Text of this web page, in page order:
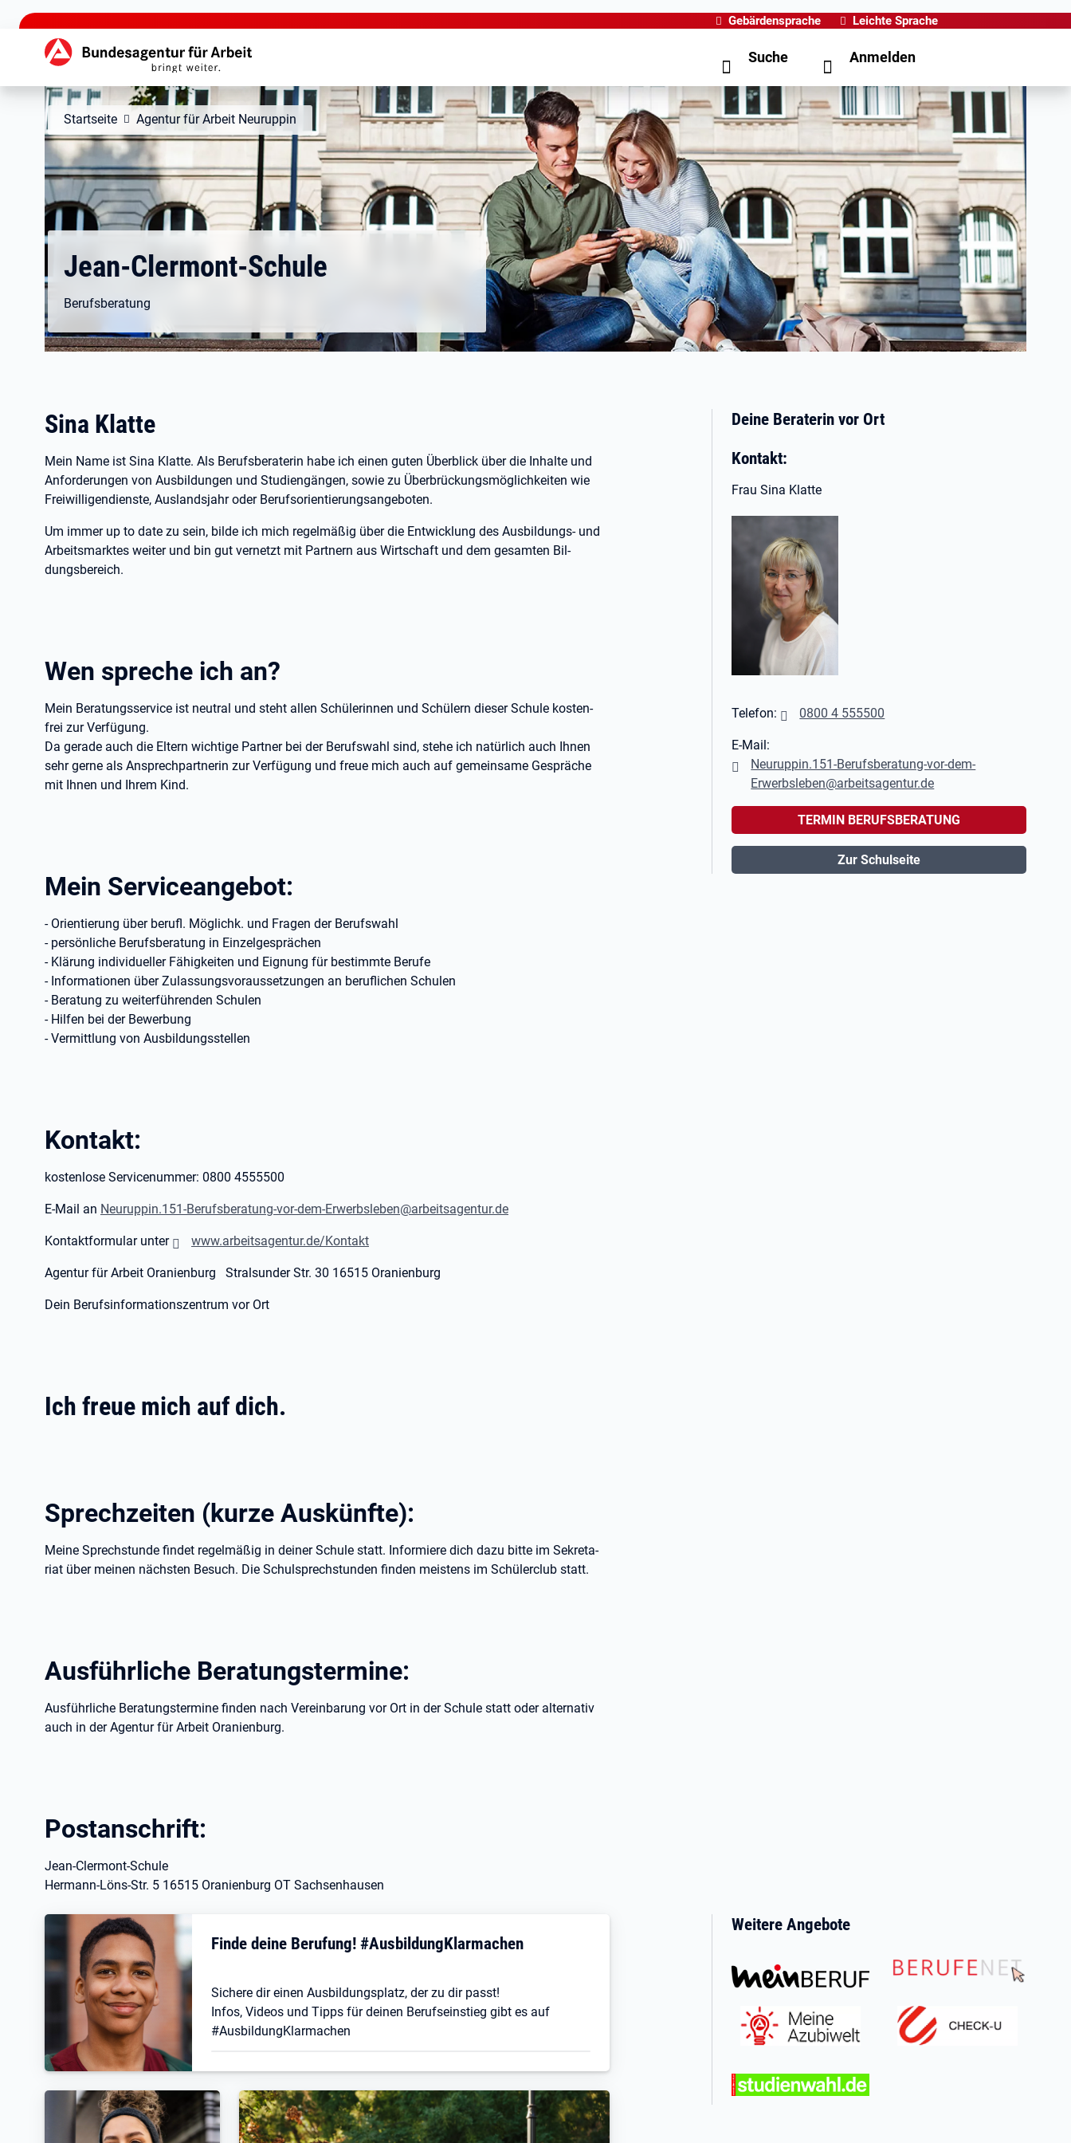
zu den Hauptinhalten springen
Gebärdensprache Leichte Sprache
Hauptnavigation Suche Anmelden
Startseite Agentur für Arbeit Neuruppin
Jean-Clermont-Schule
Berufsberatung
Sina Klatte
Mein Name ist Sina Klatte. Als Berufsberaterin habe ich einen guten Überblick über die Inhalte und
Anforderungen von Ausbildungen und Studiengängen, sowie zu Überbrückungsmöglichkeiten wie
Freiwilligendienste, Auslandsjahr oder Berufsorientierungsangeboten.
Um immer up to date zu sein, bilde ich mich regelmäßig über die Entwicklung des Ausbildungs- und
Arbeitsmarktes weiter und bin gut vernetzt mit Partnern aus Wirtschaft und dem gesamten Bil-
dungsbereich.
Wen spreche ich an?
Mein Beratungsservice ist neutral und steht allen Schülerinnen und Schülern dieser Schule kosten-
frei zur Verfügung.
Da gerade auch die Eltern wichtige Partner bei der Berufswahl sind, stehe ich natürlich auch Ihnen
sehr gerne als Ansprechpartnerin zur Verfügung und freue mich auch auf gemeinsame Gespräche
mit Ihnen und Ihrem Kind.
Mein Serviceangebot:
- Orientierung über berufl. Möglichk. und Fragen der Berufswahl
- persönliche Berufsberatung in Einzelgesprächen
- Klärung individueller Fähigkeiten und Eignung für bestimmte Berufe
- Informationen über Zulassungsvoraussetzungen an beruflichen Schulen
- Beratung zu weiterführenden Schulen
- Hilfen bei der Bewerbung
- Vermittlung von Ausbildungsstellen
Kontakt:
kostenlose Servicenummer: 0800 4555500
E-Mail an Neuruppin.151-Berufsberatung-vor-dem-Erwerbsleben@arbeitsagentur.de
Kontaktformular unter www.arbeitsagentur.de/Kontakt
Agentur für Arbeit Oranienburg Stralsunder Str. 30 16515 Oranienburg
Dein Berufsinformationszentrum vor Ort
Ich freue mich auf dich.
Sprechzeiten (kurze Auskünfte):
Meine Sprechstunde findet regelmäßig in deiner Schule statt. Informiere dich dazu bitte im Sekreta-
riat über meinen nächsten Besuch. Die Schulsprechstunden finden meistens im Schülerclub statt.
Ausführliche Beratungstermine:
Ausführliche Beratungstermine finden nach Vereinbarung vor Ort in der Schule statt oder alternativ
auch in der Agentur für Arbeit Oranienburg.
Postanschrift:
Jean-Clermont-Schule
Hermann-Löns-Str. 5 16515 Oranienburg OT Sachsenhausen
Deine Beraterin vor Ort
Kontakt:
Frau Sina Klatte
Telefon: 0800 4 555500
E-Mail:
Neuruppin.151-Berufsberatung-vor-dem-
Erwerbsleben@arbeitsagentur.de
TERMIN BERUFSBERATUNG
Zur Schulseite
Finde deine Berufung! #AusbildungKlarmachen
Sichere dir einen Ausbildungsplatz, der zu dir passt!
Infos, Videos und Tipps für deinen Berufseinstieg gibt es auf
#AusbildungKlarmachen
Weitere Angebote